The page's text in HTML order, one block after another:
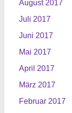
August 2017
Juli 2017
Juni 2017
Mai 2017
April 2017
März 2017
Februar 2017